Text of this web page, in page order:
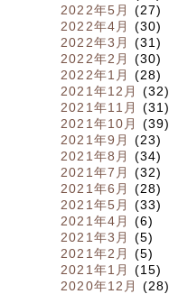
2022年5月
(27)
2022年4月
(30)
2022年3月
(31)
2022年2月
(30)
2022年1月
(28)
2021年12月
(32)
2021年11月
(31)
2021年10月
(39)
2021年9月
(23)
2021年8月
(34)
2021年7月
(32)
2021年6月
(28)
2021年5月
(33)
2021年4月
(6)
2021年3月
(5)
2021年2月
(5)
2021年1月
(15)
2020年12月
(28)